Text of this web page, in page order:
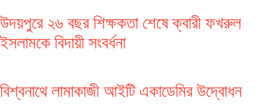
উদয়পুরে ২৬ বছর শিক্ষকতা শেষে ক্বারী ফখরুল
ইসলামকে বিদায়ী সংবর্ধনা
বিশ্বনাথে লামাকাজী আইটি একাডেমির উদ্বোধন